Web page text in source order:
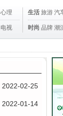
心理
电视
生活 旅游 汽
时尚 品牌 潮
2022-02-25
2022-01-14